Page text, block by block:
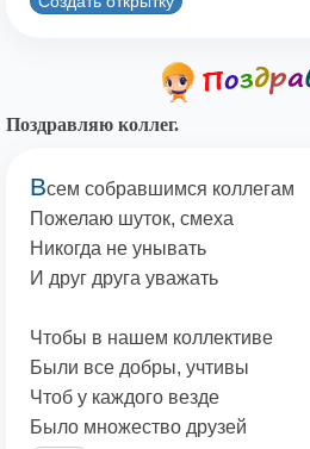
Поздравляю коллег.
Всем собравшимся коллегам
Пожелаю шуток, смеха
Никогда не унывать
И друг друга уважать
Чтобы в нашем коллективе
Были все добры, учтивы
Чтоб у каждого везде
Было множество друзей